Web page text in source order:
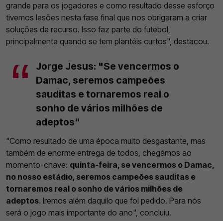
grande para os jogadores e como resultado desse esforço
tivemos lesões nesta fase final que nos obrigaram a criar
soluções de recurso. Isso faz parte do futebol,
principalmente quando se tem plantéis curtos", destacou.
Jorge Jesus: "Se vencermos o
Damac, seremos campeões
sauditas e tornaremos real o
sonho de vários milhões de
adeptos"
"Como resultado de uma época muito desgastante, mas
também de enorme entrega de todos, chegámos ao
momento-chave: quinta-feira, se vencermos o Damac,
no nosso estádio, seremos campeões sauditas e
tornaremos real o sonho de vários milhões de
adeptos. Iremos além daquilo que foi pedido. Para nós
será o jogo mais importante do ano", concluiu.